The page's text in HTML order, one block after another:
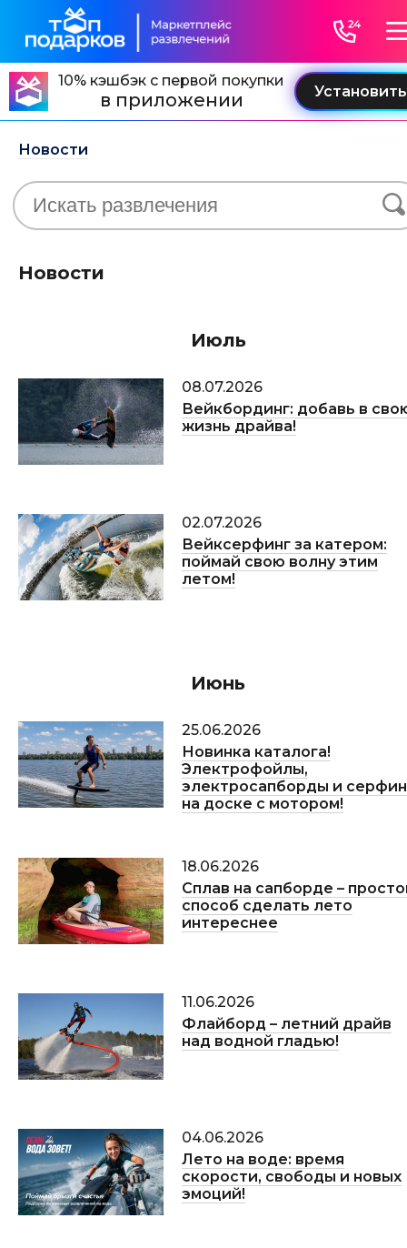
10% кэшбэк с первой покупки
в приложении
Новости
Новости
Июль
08.07.2026
Вейкбординг: добавь в
жизнь драйва!
02.07.2026
Вейксерфинг за катером:
поймай свою волну этим
летом!
Июнь
25.06.2026
Новинка каталога!
Электрофойлы,
электросапборды и
на доске с мотором!
18.06.2026
Сплав на сапборде –
способ сделать лето
интереснее
11.06.2026
Флайборд – летний драйв
над водной гладью!
04.06.2026
Лето на воде: время
скорости, свободы и новых
эмоций!